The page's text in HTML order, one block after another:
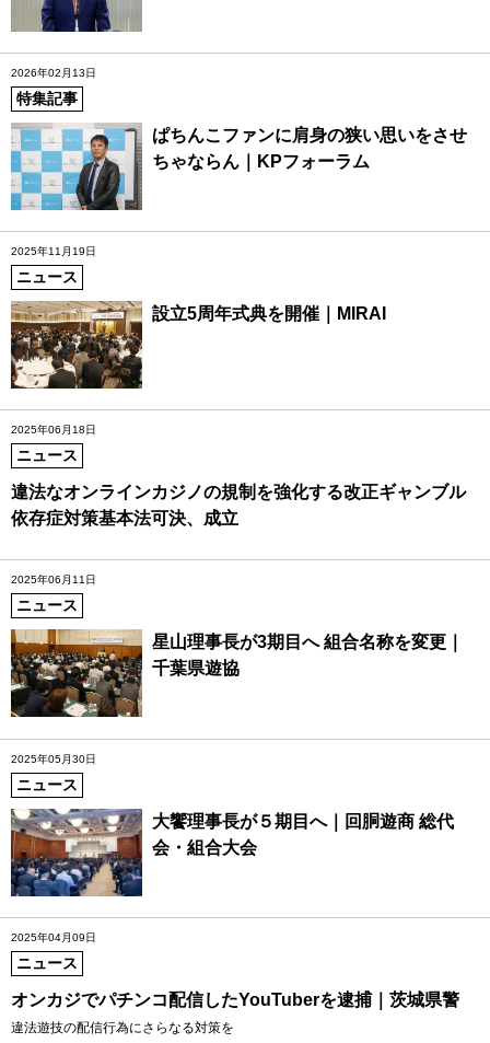
2026年02月13日
特集記事
ぱちんこファンに肩身の狭い思いをさせ
ちゃならん｜KPフォーラム
2025年11月19日
ニュース
設立5周年式典を開催｜MIRAI
2025年06月18日
ニュース
違法なオンラインカジノの規制を強化する改正ギャンブル
依存症対策基本法可決、成立
2025年06月11日
ニュース
星山理事長が3期目へ 組合名称を変更｜
千葉県遊協
2025年05月30日
ニュース
大饗理事長が５期目へ｜回胴遊商 総代
会・組合大会
2025年04月09日
ニュース
オンカジでパチンコ配信したYouTuberを逮捕｜茨城県警
違法遊技の配信行為にさらなる対策を